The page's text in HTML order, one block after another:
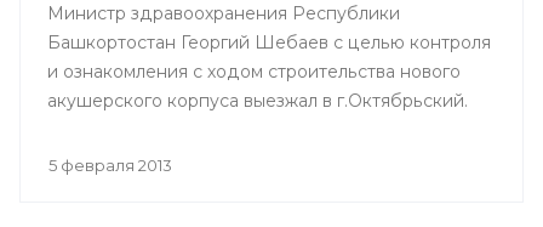
Министр здравоохранения Республики
Башкортостан Георгий Шебаев с целью контроля
и ознакомления с ходом строительства нового
акушерского корпуса выезжал в г.Октябрьский.
5 февраля 2013